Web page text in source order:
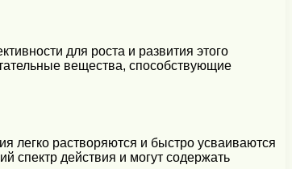
для роста и развития этого
вещества, способствующие
легко растворяются и быстро усваиваются
спектр действия и могут содержать